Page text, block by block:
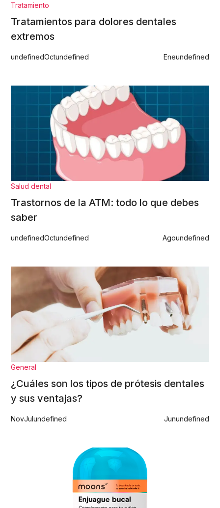
Tratamiento
Tratamientos para dolores dentales
extremos
undefinedOctundefined Eneundefined
Salud dental
Trastornos de la ATM: todo lo que debes
saber
undefinedOctundefined Agoundefined
General
¿Cuáles son los tipos de prótesis dentales
y sus ventajas?
NovJulundefined Junundefined